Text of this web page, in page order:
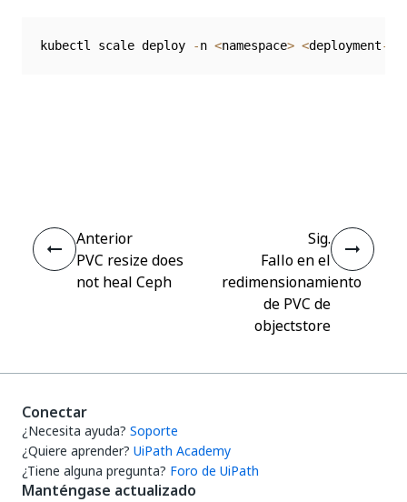
kubectl scale deploy -n <namespace> <deployment-
Anterior
PVC resize does
not heal Ceph
Sig.
Fallo en el
redimensionamiento
de PVC de
objectstore
Conectar
¿Necesita ayuda? Soporte
¿Quiere aprender? UiPath Academy
¿Tiene alguna pregunta? Foro de UiPath
Manténgase actualizado